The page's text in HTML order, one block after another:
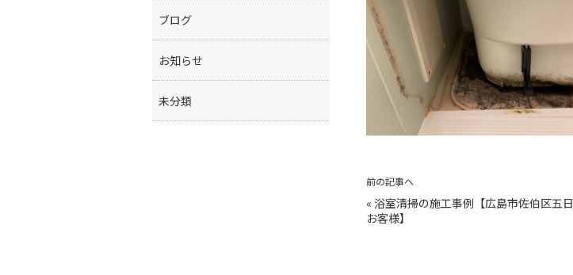
前の記事へ
« 浴室清掃の施工事例【広島市佐伯区五
お客様】
ブログ
お知らせ
未分類